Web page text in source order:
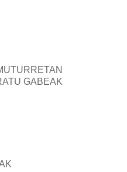
GABEAK